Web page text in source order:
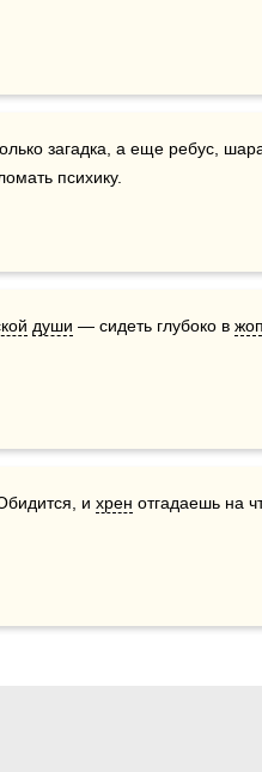
загадка, а еще ребус,
психику.
души — сидеть глубоко в
и хрен отгадаешь на